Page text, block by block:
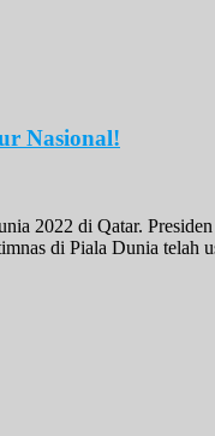
Nasional!
2022 di Qatar.
di Piala Dunia